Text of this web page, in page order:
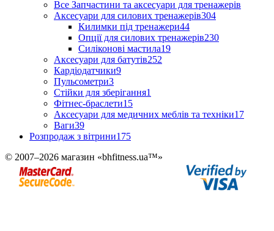
Все Запчастини та аксесуари для тренажерів
Аксесуари для силових тренажерів304
Килимки під тренажери44
Опції для силових тренажерів230
Силіконові мастила19
Аксесуари для батутів252
Кардіодатчики9
Пульсометри3
Стійки для зберігання1
Фітнес-браслети15
Аксесуари для медичних меблів та техніки17
Ваги39
Розпродаж з вітрини175
© 2007–2026 магазин «bhfitness.ua™»